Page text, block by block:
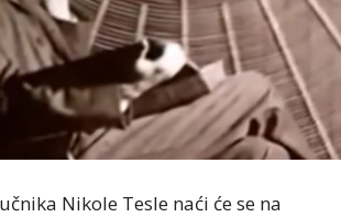
Nikole Tesle naći će se na